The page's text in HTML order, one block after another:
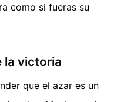
como si fueras su
la victoria
que el azar es un